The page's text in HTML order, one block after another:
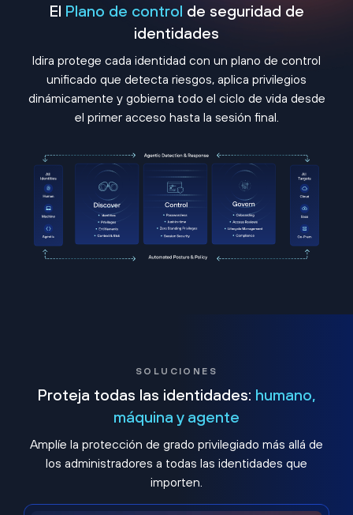
El Plano de control de seguridad de
identidades
Idira protege cada identidad con un plano de control
unificado que detecta riesgos, aplica privilegios
dinámicamente y gobierna todo el ciclo de vida desde
el primer acceso hasta la sesión final.
SOLUCIONES
Proteja todas las identidades: humano,
máquina y agente
Amplíe la protección de grado privilegiado más allá de
los administradores a todas las identidades que
importen.